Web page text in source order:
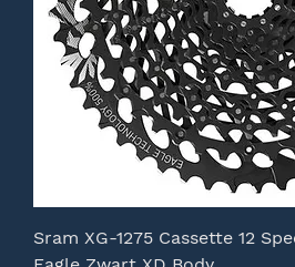
Sram XG-1275 Cassette 12